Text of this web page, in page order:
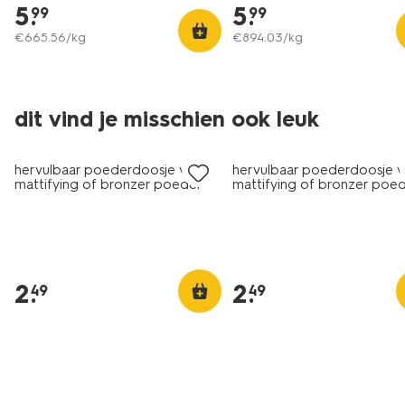
5.
99
€665.56/kg
5.
99
€894.03/kg
dit vind je misschien ook leuk
hervulbaar poederdoosje voor
mattifying of bronzer poeder
2.
49
hervulbaar poederdoosje
mattifying of bronzer
2.
49